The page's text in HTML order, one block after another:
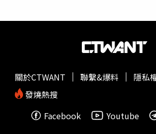
關於CTWANT 聯繫&爆料
隱私
發燒熱搜
Facebook
Youtube